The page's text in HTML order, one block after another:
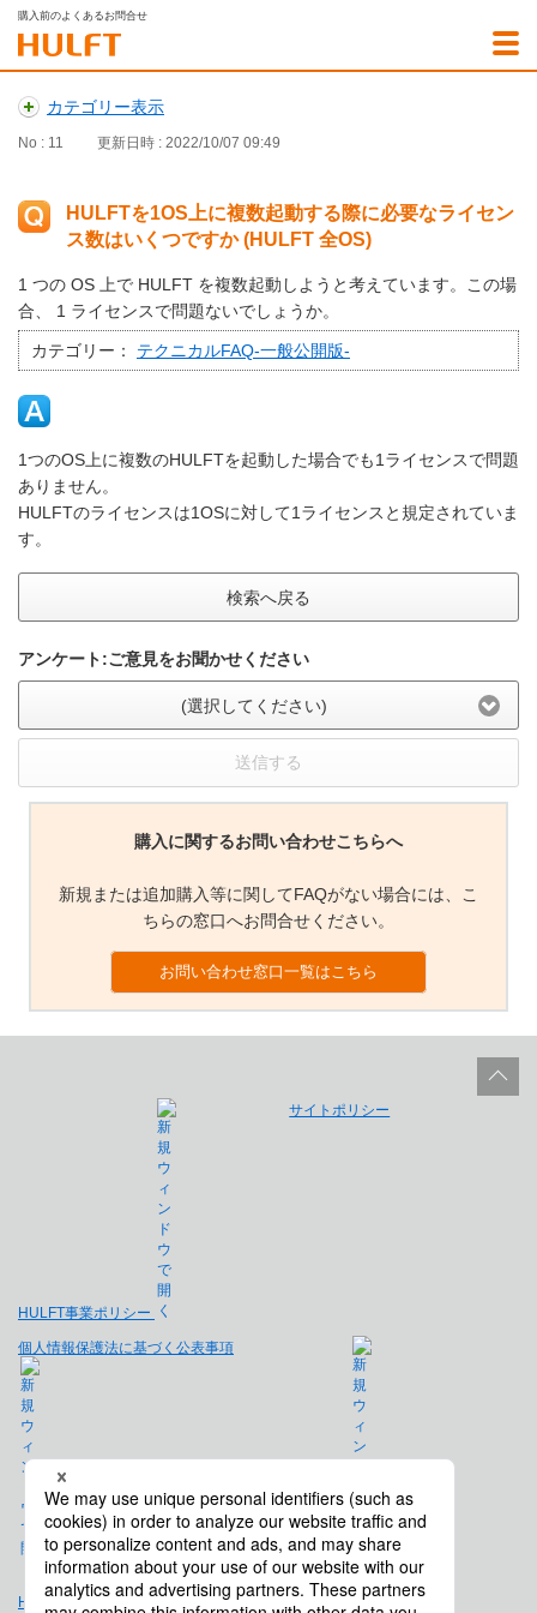
購入前のよくあるお問合せ
カテゴリー表示
No : 11 更新日時 : 2022/10/07 09:49
HULFTを1OS上に複数起動する際に必要なライセン
ス数はいくつですか (HULFT 全OS)
1 つの OS 上で HULFT を複数起動しようと考えています。この場
合、 1 ライセンスで問題ないでしょうか。
カテゴリー： テクニカルFAQ-一般公開版-
1つのOS上に複数のHULFTを起動した場合でも1ライセンスで問題
ありません。
HULFTのライセンスは1OSに対して1ライセンスと規定されていま
す。
検索へ戻る
アンケート:ご意見をお聞かせください
(選択してください)
送信する
購入に関するお問い合わせこちらへ
新規または追加購入等に関してFAQがない場合には、こ
ちらの窓口へお問合せください。
お問い合わせ窓口一覧はこちら
HULFT事業ポリシー
サイトポリシー
個人情報保護法に基づく公表事項
免責事項
Hulft.com